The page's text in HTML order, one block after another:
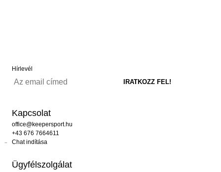
Hírlevél
Kapcsolat
office@keepersport.hu
+43 676 7664611
Chat indítása
Ügyfélszolgálat